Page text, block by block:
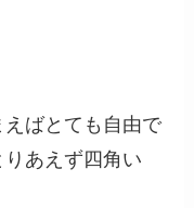
ばとても自由で
あえず四角い